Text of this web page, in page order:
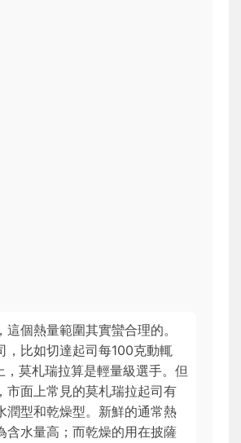
這個熱量範圍其實蠻合理的。
，比如切達起司每100克動輒
莫札瑞拉算是輕量級選手。但
市面上常見的莫札瑞拉起司有
潤型和乾燥型。新鮮的通常熱
含水量高；而乾燥的用在披薩